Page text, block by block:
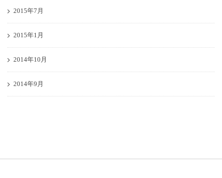
2015年7月
2015年1月
2014年10月
2014年9月